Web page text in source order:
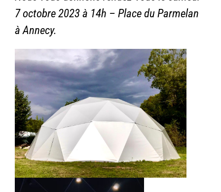
7 octobre 2023 à 14h – Place du Parmelan
à Annecy.